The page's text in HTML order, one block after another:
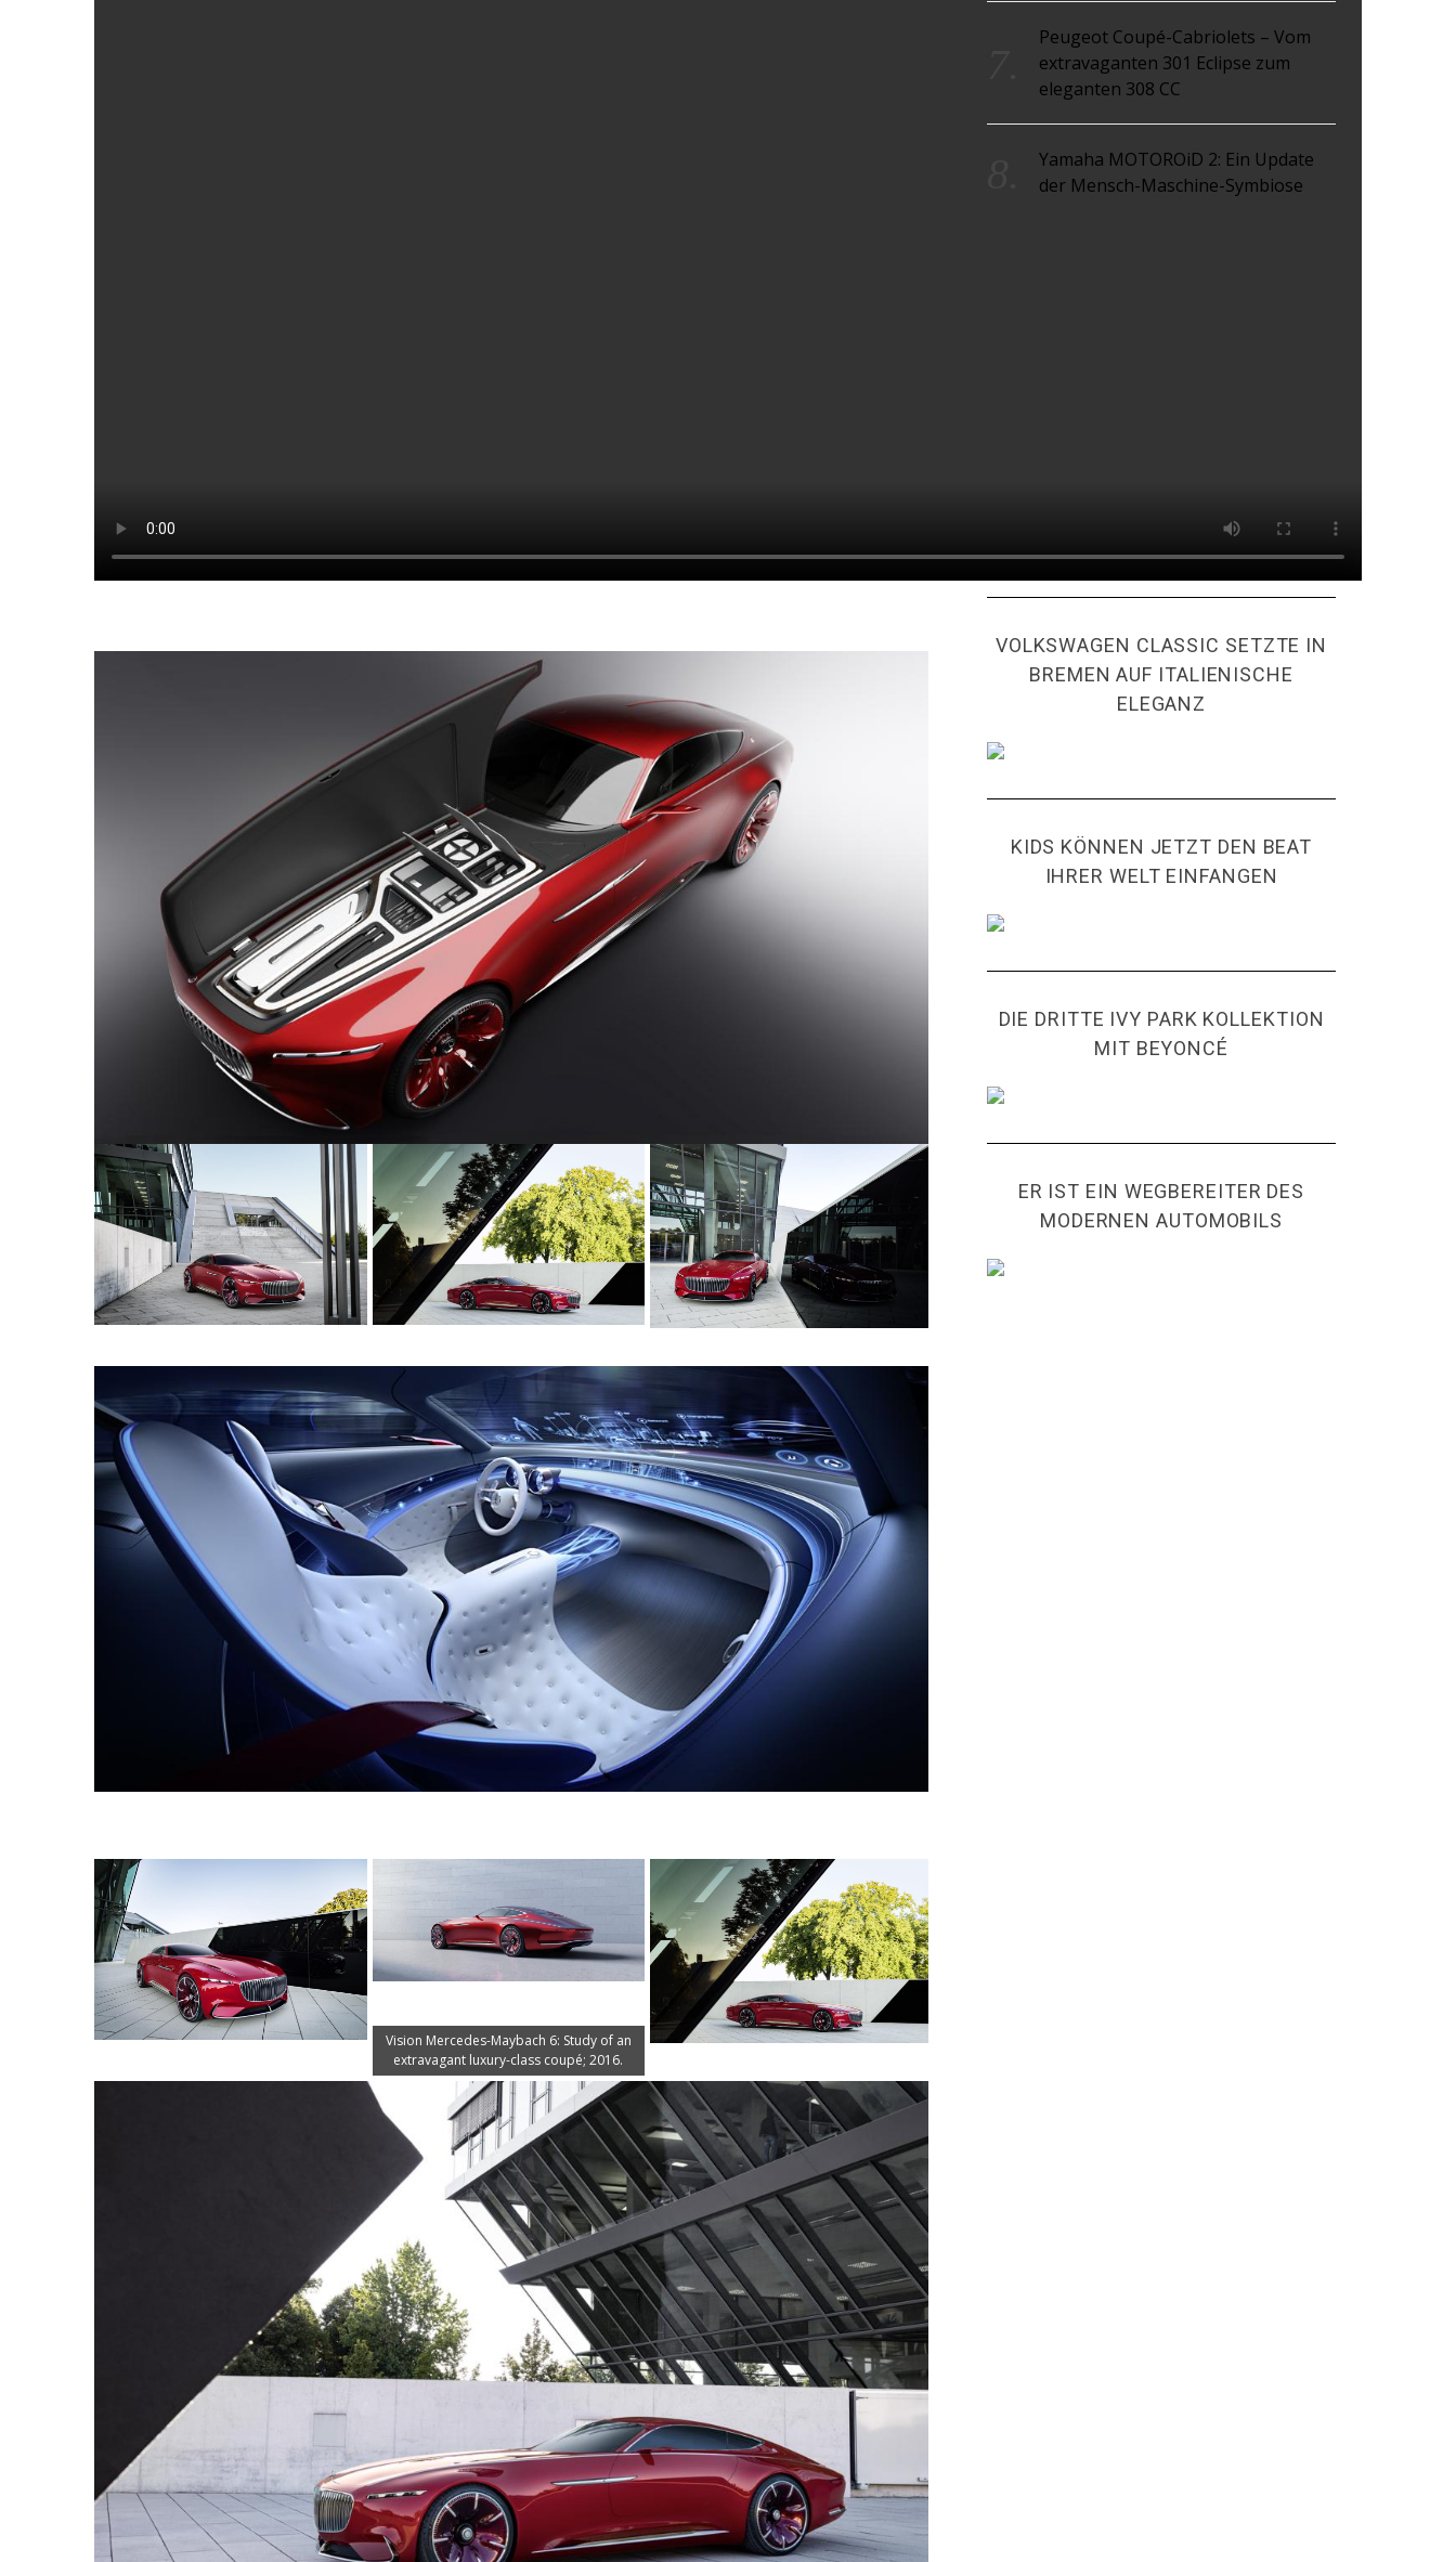
Vision Mercedes-Maybach 6: Study of an
extravagant luxury-class coupé; 2016.
Peugeot Coupé-Cabriolets – Vom
extravaganten 301 Eclipse zum
eleganten 308 CC
Yamaha MOTOROiD 2: Ein Update
der Mensch-Maschine-Symbiose
VOLKSWAGEN CLASSIC SETZTE IN
BREMEN AUF ITALIENISCHE
ELEGANZ
KIDS KÖNNEN JETZT DEN BEAT
IHRER WELT EINFANGEN
DIE DRITTE IVY PARK KOLLEKTION
MIT BEYONCÉ
ER IST EIN WEGBEREITER DES
MODERNEN AUTOMOBILS